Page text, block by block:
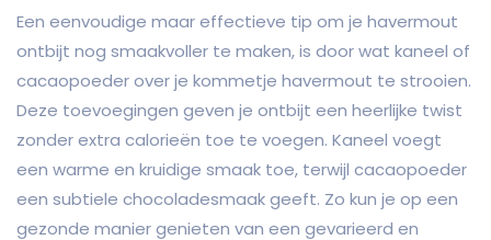
Een eenvoudige maar effectieve tip om je havermout
ontbijt nog smaakvoller te maken, is door wat kaneel of
cacaopoeder over je kommetje havermout te strooien.
Deze toevoegingen geven je ontbijt een heerlijke twist
zonder extra calorieën toe te voegen. Kaneel voegt
een warme en kruidige smaak toe, terwijl cacaopoeder
een subtiele chocoladesmaak geeft. Zo kun je op een
gezonde manier genieten van een gevarieerd en